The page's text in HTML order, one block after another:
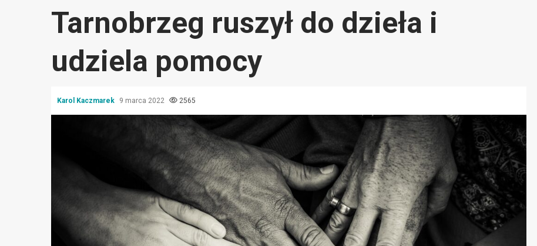
Tarnobrzeg ruszył do dzieła i
udziela pomocy
Karol Kaczmarek 9 marca 2022 2565